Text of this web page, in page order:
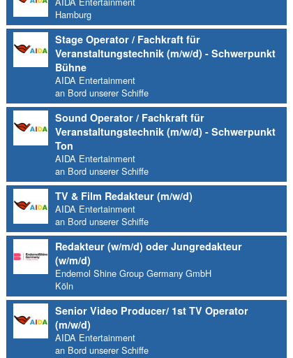
Hamburg
Stage Operator / Fachkraft für
Veranstaltungstechnik (m/w/d) - Schwerpunkt
Bühne
AIDA Entertainment
an Bord unserer Schiffe
Sound Operator / Fachkraft für
Veranstaltungstechnik (m/w/d) - Schwerpunkt
Ton
AIDA Entertainment
an Bord unserer Schiffe
TV & Film Redakteur (m/w/d)
AIDA Entertainment
an Bord unserer Schiffe
Redakteur (w/m/d) oder Jungredakteur
(w/m/d)
Endemol Shine Group Germany GmbH
Köln
Senior Video Producer/ 1st TV Operator
(m/w/d)
AIDA Entertainment
an Bord unserer Schiffe